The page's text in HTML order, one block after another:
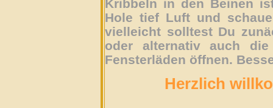
Kribbeln in den Beinen
Hole tief Luft und
vielleicht solltest Du
oder alternativ auch
Fensterläden öffnen.
Herzlich